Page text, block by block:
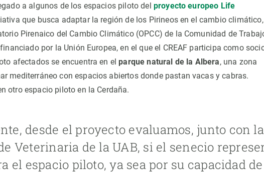
a algunos de los espacios piloto del proyecto europeo Life
que busca adaptar la región de los Pirineos en el cambio climático,
Pirenaico del Cambio Climático (OPCC) de la Comunidad de
por la Unión Europea, en el que el CREAF participa como
afectados se encuentra en elparque natural de la Albera, una zona
mediterráneo con espacios abiertos donde pastan vacas y cabras.
otro espacio piloto en la Cerdaña.
desde el proyecto evaluamos, junto con la
Veterinaria de la UAB, si el senecio
el espacio piloto, ya sea por su capacidad de